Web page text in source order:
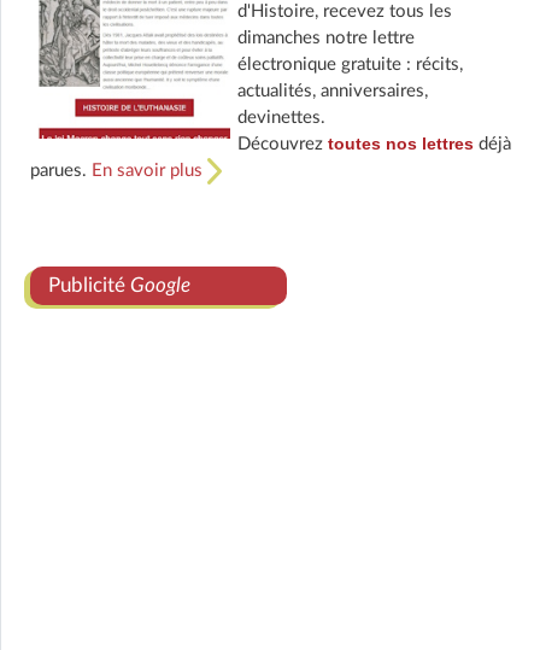
d'Histoire, recevez tous les
dimanches notre lettre
électronique gratuite : récits,
actualités, anniversaires,
devinettes.
Découvrez toutes nos lettresdéjà
parues. En savoir plus
Publicité Google